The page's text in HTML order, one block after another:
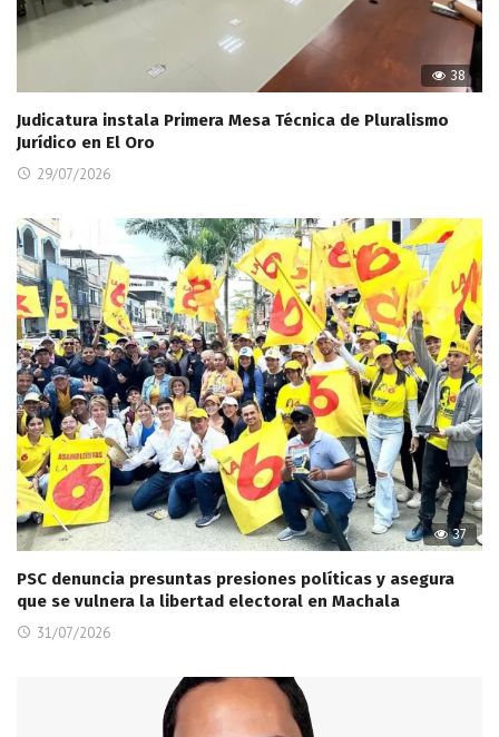
38
Judicatura instala Primera Mesa Técnica de Pluralismo
Jurídico en El Oro
29/07/2026
37
PSC denuncia presuntas presiones políticas y asegura
que se vulnera la libertad electoral en Machala
31/07/2026